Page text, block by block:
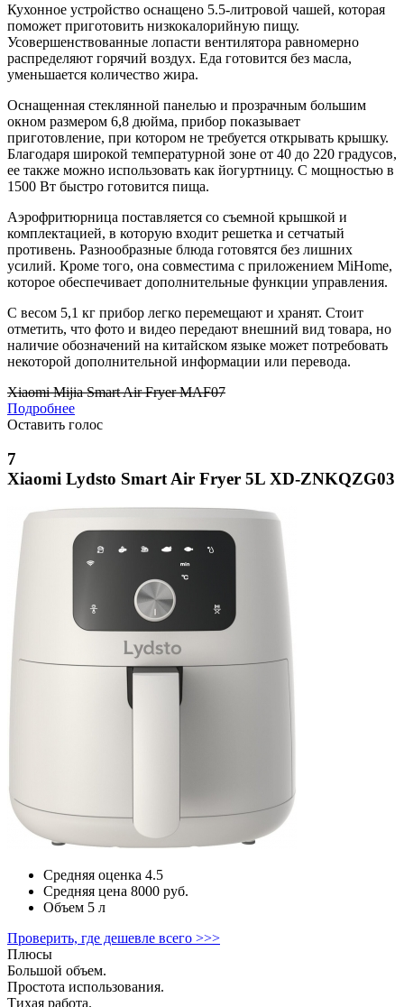
Кухонное устройство оснащено 5.5-литровой чашей, которая
поможет приготовить низкокалорийную пищу.
Усовершенствованные лопасти вентилятора равномерно
распределяют горячий воздух. Еда готовится без масла,
уменьшается количество жира.
Оснащенная стеклянной панелью и прозрачным большим
окном размером 6,8 дюйма, прибор показывает
приготовление, при котором не требуется открывать крышку.
Благодаря широкой температурной зоне от 40 до 220 градусов,
ее также можно использовать как йогуртницу. С мощностью в
1500 Вт быстро готовится пища.
Аэрофритюрница поставляется со съемной крышкой и
комплектацией, в которую входит решетка и сетчатый
противень. Разнообразные блюда готовятся без лишних
усилий. Кроме того, она совместима с приложением MiHome,
которое обеспечивает дополнительные функции управления.
С весом 5,1 кг прибор легко перемещают и хранят. Стоит
отметить, что фото и видео передают внешний вид товара, но
наличие обозначений на китайском языке может потребовать
некоторой дополнительной информации или перевода.
Xiaomi Mijia Smart Air Fryer MAF07
Подробнее
Оставить голос
7
Xiaomi Lydsto Smart Air Fryer 5L XD-ZNKQZG03
Средняя оценка 4.5
Средняя цена 8000 руб.
Объем 5 л
Проверить, где дешевле всего >>>
Плюсы
Большой объем.
Простота использования.
Тихая работа.